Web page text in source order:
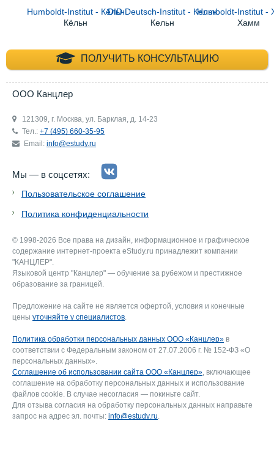
Humboldt-Institut - Кёльн
Кёльн
DID Deutsch-Institut - Кельн
Кельн
Humboldt-Institut -
Хамм
ПОЛУЧИТЬ КОНСУЛЬТАЦИЮ
+7 (495) 660-35-
ООО Канцлер
121309, г. Москва, ул. Барклая, д. 14-23
Тел.: +7 (495) 660-35-95
Email: info@estudy.ru
Мы — в соцсетях:
Пользовательское соглашение
Политика конфиденциальности
© 1998-2026 Все права на дизайн, информационное и графическое
содержание интернет-проекта eStudy.ru принадлежит компании
"КАНЦЛЕР".
Языковой центр "Канцлер" — обучение за рубежом и престижное
образование за границей.
Предложение на сайте не является офертой, условия и конечные
цены уточняйте у специалистов.
Политика обработки персональных данных ООО «Канцлер» в
соответствии с Федеральным законом от 27.07.2006 г. № 152-ФЗ «О
персональных данных».
Соглашение об использовании сайта ООО «Канцлер», включающее
соглашение на обработку персональных данных и использование
файлов cookie. В случае несогласия — покиньте сайт.
Для отзыва согласия на обработку персональных данных направьте
запрос на адрес эл. почты: info@estudy.ru.